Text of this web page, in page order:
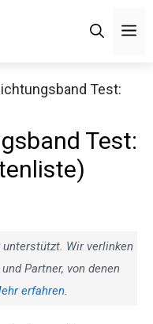
Test:
Test:
Wir verlinken
Partner, von denen
erfahren.